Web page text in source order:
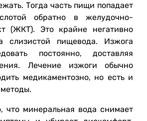
Тогда часть пищи попадает
обратно в желудочно-
(ЖКТ). Это крайне негативно
слизистой пищевода. Изжога
постоянно, доставляя
Лечение изжоги обычно
медикаментозно, но есть и
что минеральная вода снимает